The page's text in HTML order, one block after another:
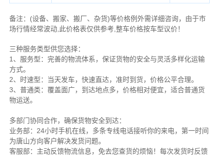
备注： (设备、搬家、搬厂、杂货)等价格例外需详细咨询，由于市
场行情经常波动,此价格表仅供参考,整车价格按车型议价！
三种服务类型供您选择：
1、服务型：完善的物流体系，保证货物的安全与灵活多样化运输
方式。
2、时速型：当天发车，快速直达，准时到货，价格公平合理。
3、普通类：覆盖面广，到达地点多，价格相对便宜，适合普通货
物运送。
多部门协同合作，确保货物安全到达：
业务部：24小时手机在线，多条专线电话接听你的来电，第一时间
为唐山方向客户解决发货问题。
客服部：主动反馈物流信息，免去您查货的烦恼！每次发货时反馈